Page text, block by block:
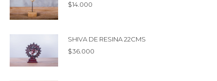
$14.000
SHIVA DE RESINA 22CMS
$36.000